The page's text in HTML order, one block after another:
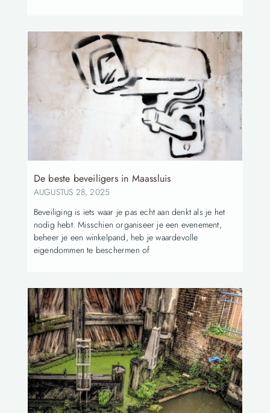
De beste beveiligers in Maassluis
AUGUSTUS 28, 2025
Beveiliging is iets waar je pas echt aan denkt als je het
nodig hebt. Misschien organiseer je een evenement,
beheer je een winkelpand, heb je waardevolle
eigendommen te beschermen of